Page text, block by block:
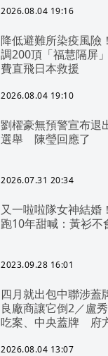
2026.08.04 19:16
降低避難所染疫風險
調200頂「福慧隔屏
費直飛日本救援
2026.08.04 19:10
劉櫂豪無預警宣布退
選舉 陳瑩回應了
2026.07.31 20:34
又一啦啦隊女神結
跑10年甜喊：黃衫不
2023.09.28 16:01
四月就出包中聯涉
良廠商讓它倒2／盧
吃案、中央蓋牌 府
2026.08.04 13:07